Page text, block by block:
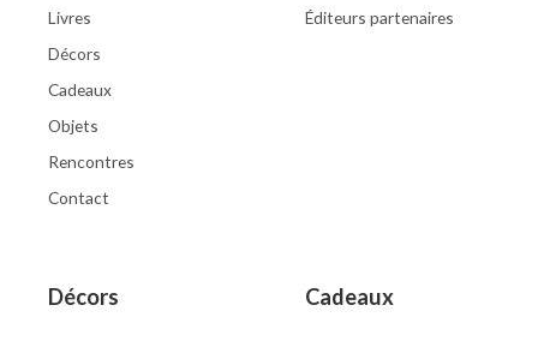
Livres
Décors
Cadeaux
Objets
Rencontres
Contact
Éditeurs partenaires
Décors Cadeaux